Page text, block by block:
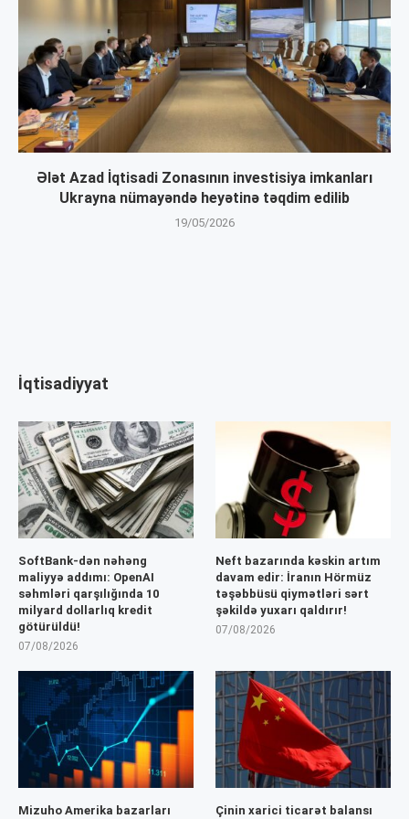
Ələt Azad İqtisadi Zonasının investisiya imkanları
Ukrayna nümayəndə heyətinə təqdim edilib
19/05/2026
İqtisadiyyat
SoftBank-dən nəhəng
maliyyə addımı: OpenAI
səhmləri qarşılığında 10
milyard dollarlıq kredit
götürüldü!
07/08/2026
Neft bazarında kəskin artım
davam edir: İranın Hörmüz
təşəbbüsü qiymətləri sərt
şəkildə yuxarı qaldırır!
07/08/2026
Mizuho Amerika bazarları
Çinin xarici ticarət balansı